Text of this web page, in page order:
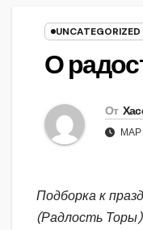
UNCATEGORIZED
О
От
МАР
Подборка к
(Радлость